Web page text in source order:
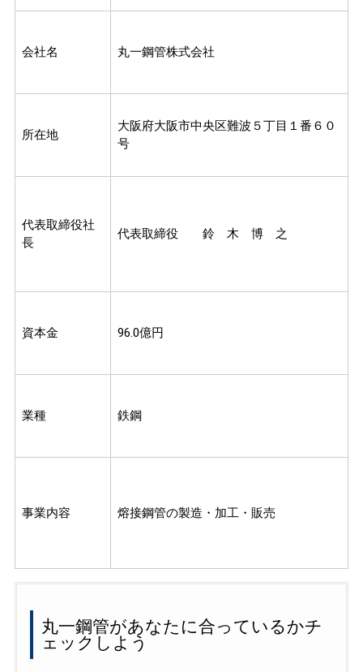
会社名 丸一鋼管株式会社
所在地
大阪府大阪市中央区難波５丁目１番６０
号
代表取締役社
長
代表取締役 鈴 木 博 之
資本金 96.0億円
業種 鉄鋼
事業内容 熔接鋼管の製造・加工・販売
丸一鋼管があなたに合っているかチ
ェックしよう